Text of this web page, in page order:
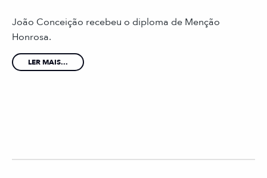
João Conceição recebeu o diploma de Menção
Honrosa.
LER MAIS...